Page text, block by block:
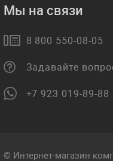
Мы на связи
8 800 550-08-05
Задавайте
+7 923 019-89-88
© Интернет-магазин